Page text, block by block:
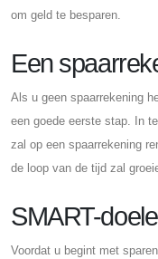
om geld te besparen.
Een
Als u geen spaarrekening
een goede eerste stap. In
zal op een spaarrekening
de loop van de tijd zal
SMART-
Voordat u begint met